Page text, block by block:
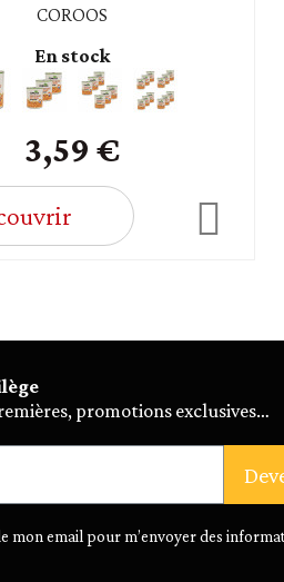
COROOS
En stock
3,59 €
promotions exclusives…
mon email pour m’envoyer des